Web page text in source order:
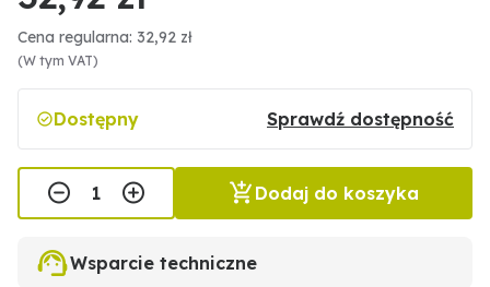
Cena regularna: 32,92 zł
(W tym VAT)
Dostępny Sprawdź dostępność
Dodaj do koszyka
Wsparcie techniczne